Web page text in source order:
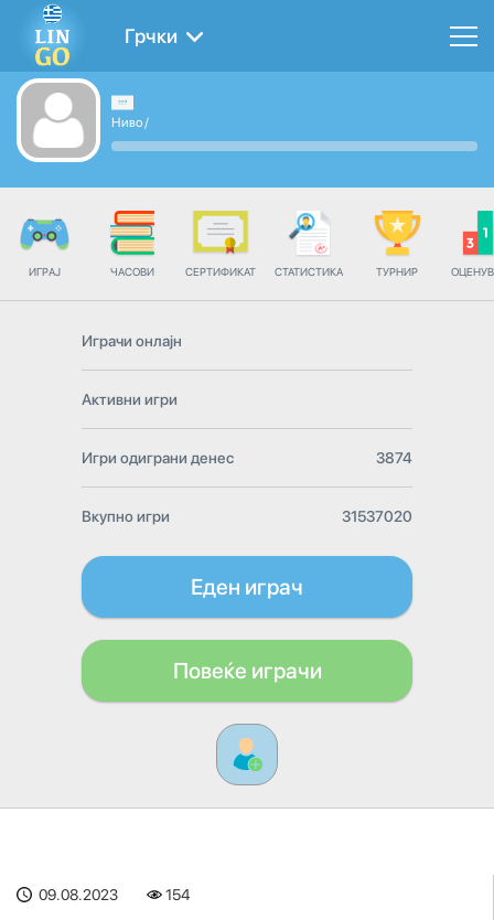
Грчки
Ниво/
ИГРАЈ ЧАСОВИ СЕРТИФИКАТ СТАТИСТИКА ТУРНИР
Играчи онлајн
Активни игри
Игри одиграни денес 3874
Вкупно игри 31537020
Еден играч
Повеќе играчи
09.08.2023 154